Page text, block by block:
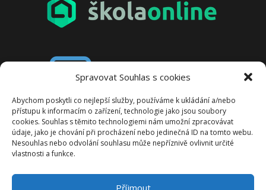
Spravovat Souhlas s cookies
Abychom poskytli co nejlepší služby, používáme k ukládání a/nebo
přístupu k informacím o zařízení, technologie jako jsou soubory
cookies. Souhlas s těmito technologiemi nám umožní zpracovávat
údaje, jako je chování při procházení nebo jedinečná ID na tomto webu.
Nesouhlas nebo odvolání souhlasu může nepříznivě ovlivnit určité
vlastnosti a funkce.
Příjmout